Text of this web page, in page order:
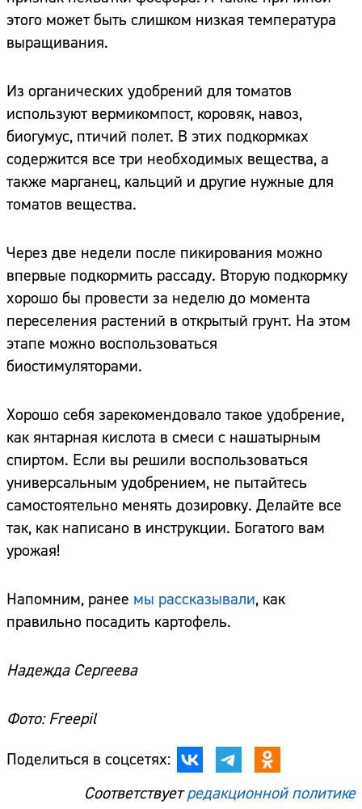
этого может быть слишком низкая температура
выращивания.
Из органических удобрений для томатов
используют вермикомпост, коровяк, навоз,
биогумус, птичий полет. В этих подкормках
содержится все три необходимых вещества, а
также марганец, кальций и другие нужные для
томатов вещества.
Через две недели после пикирования можно
впервые подкормить рассаду. Вторую подкормку
хорошо бы провести за неделю до момента
переселения растений в открытый грунт. На этом
этапе можно воспользоваться
биостимуляторами.
Хорошо себя зарекомендовало такое удобрение,
как янтарная кислота в смеси с нашатырным
спиртом. Если вы решили воспользоваться
универсальным удобрением, не пытайтесь
самостоятельно менять дозировку. Делайте все
так, как написано в инструкции. Богатого вам
урожая!
Напомним, ранее мы рассказывали, как
правильно посадить картофель.
Надежда Сергеева
Фото: Freepil
Поделиться в соцсетях:
Соответствуетредакционной политике